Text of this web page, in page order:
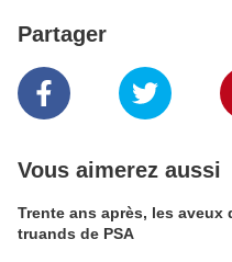
Partager
Vous aimerez aussi
Trente ans après, les aveux des
truands de PSA